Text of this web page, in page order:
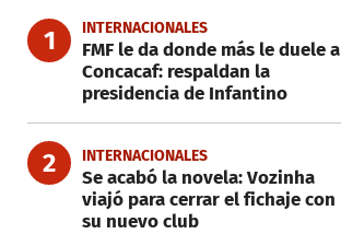
1 INTERNACIONALES
FMF le da donde más le duele a
Concacaf: respaldan la
presidencia de Infantino
2 INTERNACIONALES
Se acabó la novela: Vozinha
viajó para cerrar el fichaje con
su nuevo club